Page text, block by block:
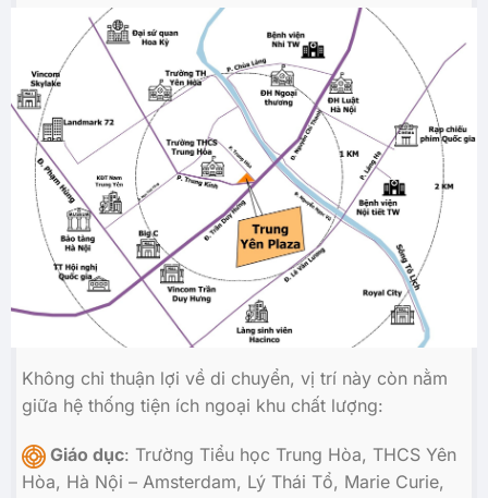
Không chỉ thuận lợi về di chuyển, vị trí này còn nằm
giữa hệ thống tiện ích ngoại khu chất lượng:
Giáo dục: Trường Tiểu học Trung Hòa, THCS Yên
Hòa, Hà Nội – Amsterdam, Lý Thái Tổ, Marie Curie,